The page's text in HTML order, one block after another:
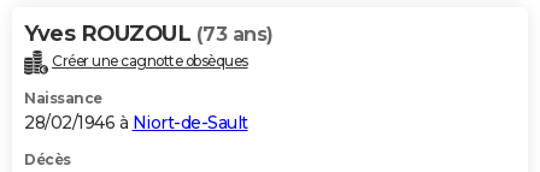
Yves ROUZOUL (73 ans)
Créer une cagnotte obsèques
Naissance
28/02/1946 à Niort-de-Sault
Décès